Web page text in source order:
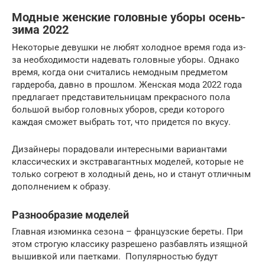
Модные женские головные уборы осень-
зима 2022
Некоторые девушки не любят холодное время года из-
за необходимости надевать головные уборы. Однако
время, когда они считались немодным предметом
гардероба, давно в прошлом. Женская мода 2022 года
предлагает представительницам прекрасного пола
большой выбор головных уборов, среди которого
каждая сможет выбрать тот, что придется по вкусу.
Дизайнеры порадовали интересными вариантами
классических и экстравагантных моделей, которые не
только согреют в холодный день, но и станут отличным
дополнением к образу.
Разнообразие моделей
Главная изюминка сезона – французские береты. При
этом строгую классику разрешено разбавлять изящной
вышивкой или паетками. Популярностью будут